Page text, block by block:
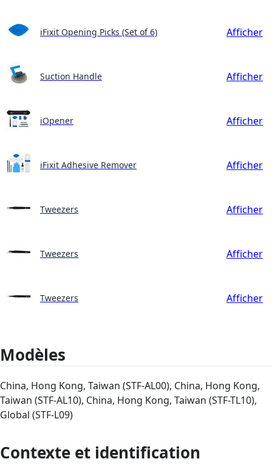
iFixit Opening Picks (Set of 6) Afficher
Suction Handle Afficher
iOpener Afficher
iFixit Adhesive Remover Afficher
Tweezers Afficher
Tweezers Afficher
Tweezers Afficher
Modèles
China, Hong Kong, Taiwan (STF-AL00), China, Hong Kong,
Taiwan (STF-AL10), China, Hong Kong, Taiwan (STF-TL10),
Global (STF-L09)
Contexte et identification